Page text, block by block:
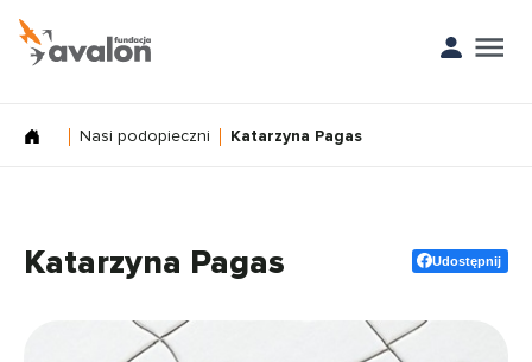
Nasi podopieczni Katarzyna Pagas
Katarzyna Pagas Udostępnij